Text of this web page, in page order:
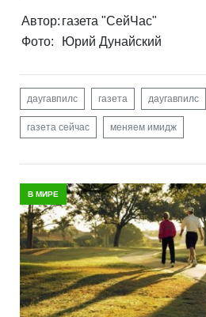
Автор: газета "СейЧас"
Фото:
Юрий Дунайский
даугавпилс газета даугавпилс
газета сейчас меняем имидж
В МИРЕ